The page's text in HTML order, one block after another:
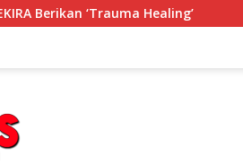
Membaur Tanpa